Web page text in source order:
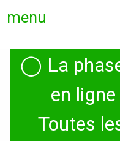
menu
Actualités
Candidatures
◯ La
en
Toutes